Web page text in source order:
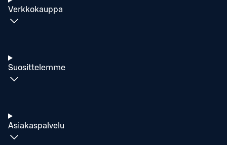
Verkkokauppa
Suosittelemme
Asiakaspalvelu